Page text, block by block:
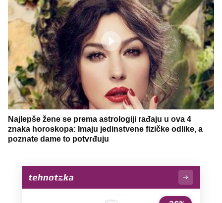
Najlepše žene se prema astrologiji rađaju u ova 4
znaka horoskopa: Imaju jedinstvene fizičke odlike, a
poznate dame to potvrđuju